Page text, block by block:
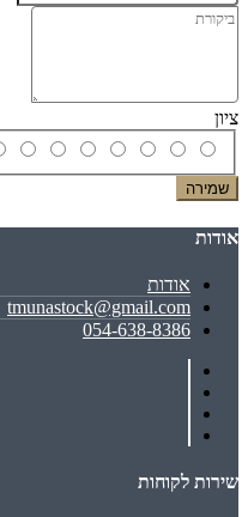
ציון
שמירה
אודות
אודות
tmunastock@gmail.com
054-638-8386
שירות לקוחות